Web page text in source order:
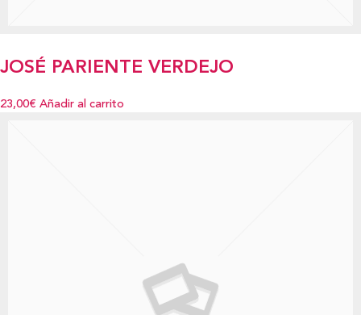
JOSÉ PARIENTE VERDEJO
23,00€ Añadir al carrito